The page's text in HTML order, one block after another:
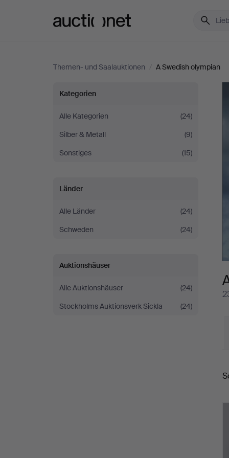
Themen- und Saalauktionen / A Swedish olympian
A
Swedish
olympian
Kategorien
Alle Kategorien
(24)
Silber & Metall
(9)
Sonstiges
(15)
Länder
Alle Länder
(24)
Schweden
(24)
Auktionshäuser
Alle Auktionshäuser
(24)
Stockholms Auktionsverk Sickla
(24)